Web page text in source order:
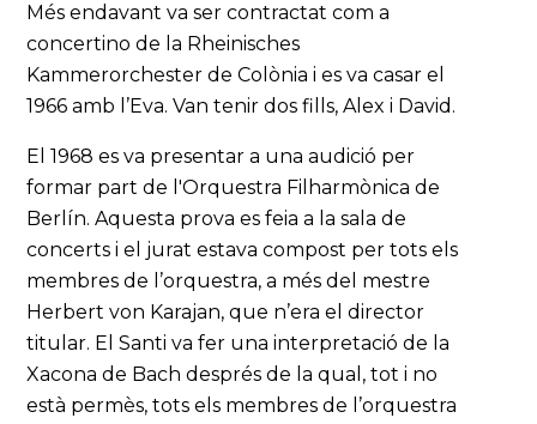
Més endavant va ser contractat com a
concertino de la Rheinisches
Kammerorchester de Colònia i es va casar el
1966 amb l’Eva. Van tenir dos fills, Alex i David.
El 1968 es va presentar a una audició per
formar part de l'Orquestra Filharmònica de
Berlín. Aquesta prova es feia a la sala de
concerts i el jurat estava compost per tots els
membres de l’orquestra, a més del mestre
Herbert von Karajan, que n’era el director
titular. El Santi va fer una interpretació de la
Xacona de Bach després de la qual, tot i no
està permès, tots els membres de l’orquestra